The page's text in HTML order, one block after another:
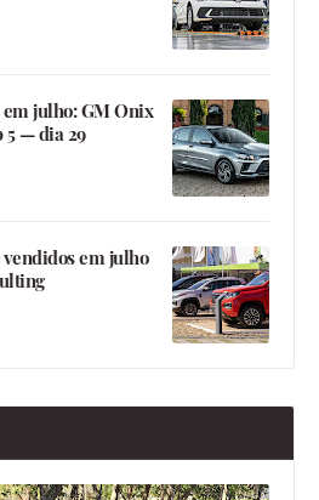
julho: GM Onix
5 — dia 29
em julho